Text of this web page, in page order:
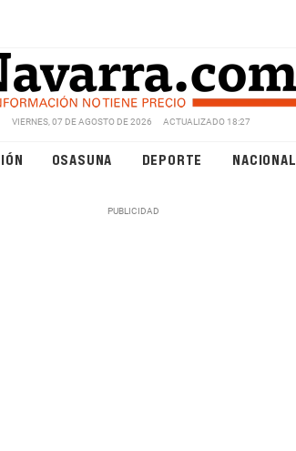
VIERNES, 07 DE AGOSTO DE 2026 ACTUALIZADO 18:27
OSASUNA DEPORTE NACIONAL